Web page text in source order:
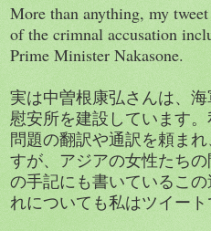
More than anything, my
of the crimnal accusation
Prime Minister Nakasone.
実は中曽根康弘さんは、
慰安所を建設しています
問題の翻訳や通訳を頼ま
すが、アジアの女性たち
の手記にも書いているこ
れについても私はツイート